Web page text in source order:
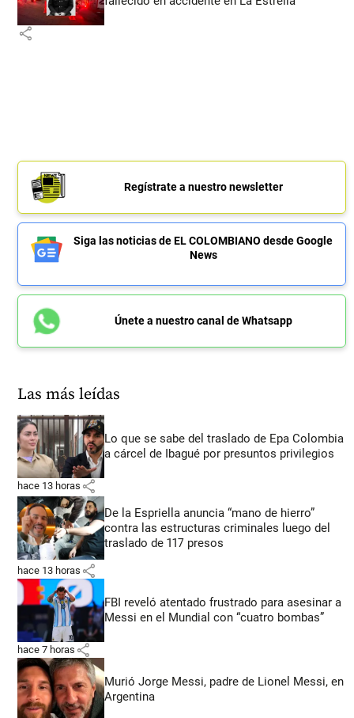
share
Regístrate a nuestro newsletter
Siga las noticias de EL COLOMBIANO desde Google
News
Únete a nuestro canal de Whatsapp
Las más leídas
Lo que se sabe del traslado de Epa Colombia
a cárcel de Ibagué por presuntos privilegios
hace 13 horas share
De la Espriella anuncia “mano de hierro”
contra las estructuras criminales luego del
traslado de 117 presos
hace 13 horas share
FBI reveló atentado frustrado para asesinar a
Messi en el Mundial con “cuatro bombas”
hace 7 horas share
Murió Jorge Messi, padre de Lionel Messi, en
Argentina